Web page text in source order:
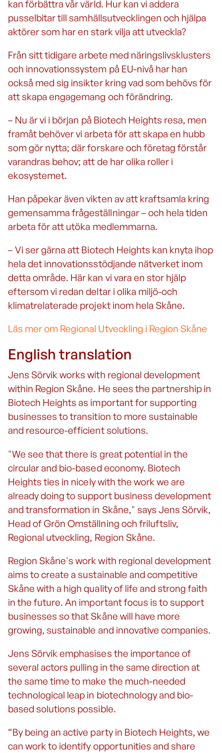
kan förbättra vår värld. Hur kan vi addera
pusselbitar till samhällsutvecklingen och hjälpa
aktörer som har en stark vilja att utveckla?
Från sitt tidigare arbete med näringslivsklusters
och innovationssystem på EU-nivå har han
också med sig insikter kring vad som behövs för
att skapa engagemang och förändring.
– Nu är vi i början på Biotech Heights resa, men
framåt behöver vi arbeta för att skapa en hubb
som gör nytta; där forskare och företag förstår
varandras behov; att de har olika roller i
ekosystemet.
Han påpekar även vikten av att kraftsamla kring
gemensamma frågeställningar – och hela tiden
arbeta för att utöka medlemmarna.
– Vi ser gärna att Biotech Heights kan knyta ihop
hela det innovationsstödjande nätverket inom
detta område. Här kan vi vara en stor hjälp
eftersom vi redan deltar i olika miljö-och
klimatrelaterade projekt inom hela Skåne.
Läs mer om Regional Utveckling i Region Skåne
English translation
Jens Sörvik works with regional development
within Region Skåne. He sees the partnership in
Biotech Heights as important for supporting
businesses to transition to more sustainable
and resource-efficient solutions.
"We see that there is great potential in the
circular and bio-based economy. Biotech
Heights ties in nicely with the work we are
already doing to support business development
and transformation in Skåne," says Jens Sörvik,
Head of Grön Omställning och friluftsliv,
Regional utveckling, Region Skåne.
Region Skåne's work with regional development
aims to create a sustainable and competitive
Skåne with a high quality of life and strong faith
in the future. An important focus is to support
businesses so that Skåne will have more
growing, sustainable and innovative companies.
Jens Sörvik emphasises the importance of
several actors pulling in the same direction at
the same time to make the much-needed
technological leap in biotechnology and bio-
based solutions possible.
“By being an active party in Biotech Heights, we
can work to identify opportunities and share